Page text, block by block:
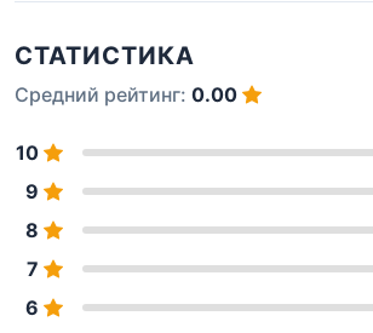
СТАТИСТИКА
Средний рейтинг: 0.00
10
9
8
7
6